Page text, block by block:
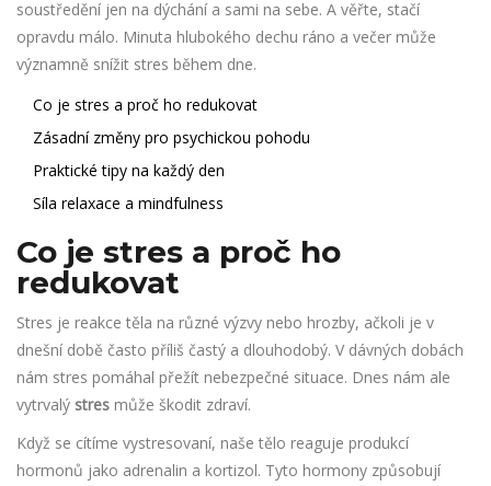
soustředění jen na dýchání a sami na sebe. A věřte, stačí
opravdu málo. Minuta hlubokého dechu ráno a večer může
významně snížit stres během dne.
Co je stres a proč ho redukovat
Zásadní změny pro psychickou pohodu
Praktické tipy na každý den
Síla relaxace a mindfulness
Co je stres a proč ho
redukovat
Stres je reakce těla na různé výzvy nebo hrozby, ačkoli je v
dnešní době často příliš častý a dlouhodobý. V dávných dobách
nám stres pomáhal přežít nebezpečné situace. Dnes nám ale
vytrvalý stres může škodit zdraví.
Když se cítíme vystresovaní, naše tělo reaguje produkcí
hormonů jako adrenalin a kortizol. Tyto hormony způsobují